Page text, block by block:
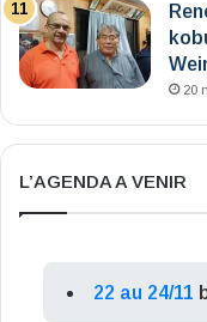
20
L’AGENDA A VENIR
22 au 24/11